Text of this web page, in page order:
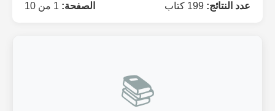
عدد النتائج: الصفحة:
📚